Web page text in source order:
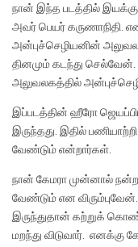
நான் இந்த படத்தில்
அவர் பெயர் கருணாநிதி.
அன்புச்செழியனின்
தினமும் கடந்து செல்வேன்.
அலுவலகத்தில்
இப்படத்தின் ஹீரோ
இருந்தது. இதில்
வேண்டும் என்றார்கள்.
நான் கேமரா முன்னால்
வேண்டும் என
இருந்துதான் கற்றுக்
மறந்து விடுவார்.